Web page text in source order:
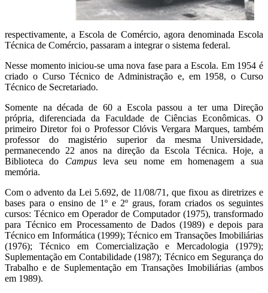
respectivamente, a Escola de Comércio, agora denominada Escola
Técnica de Comércio, passaram a integrar o sistema federal.
Nesse momento iniciou-se uma nova fase para a Escola. Em 1954 é
criado o Curso Técnico de Administração e, em 1958, o Curso
Técnico de Secretariado.
Somente na década de 60 a Escola passou a ter uma Direção
própria, diferenciada da Faculdade de Ciências Econômicas. O
primeiro Diretor foi o Professor Clóvis Vergara Marques, também
professor do magistério superior da mesma Universidade,
permanecendo 22 anos na direção da Escola Técnica. Hoje, a
Biblioteca do Campusleva seu nome em homenagem a sua
memória.
Com o advento da Lei 5.692, de 11/08/71, que fixou as diretrizes e
bases para o ensino de 1º e 2º graus, foram criados os seguintes
cursos: Técnico em Operador de Computador (1975), transformado
para Técnico em Processamento de Dados (1989) e depois para
Técnico em Informática (1999); Técnico em Transações Imobiliárias
(1976); Técnico em Comercialização e Mercadologia (1979);
Suplementação em Contabilidade (1987); Técnico em Segurança do
Trabalho e de Suplementação em Transações Imobiliárias (ambos
em 1989).